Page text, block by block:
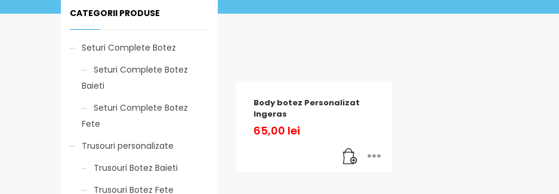
Body botez Personalizat
Ingeras
65,00 lei
CATEGORII PRODUSE
Seturi Complete Botez
Seturi Complete Botez
Baieti
Seturi Complete Botez
Fete
Trusouri personalizate
Trusouri Botez Baieti
Trusouri Botez Fete